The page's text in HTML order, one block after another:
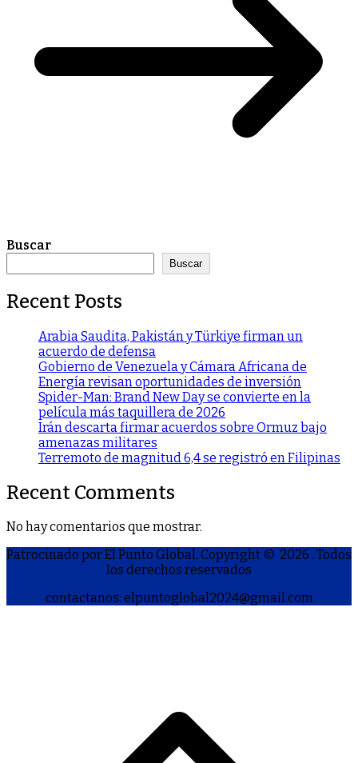
Buscar
Buscar
Recent Posts
Arabia Saudita, Pakistán y Türkiye firman un
acuerdo de defensa
Gobierno de Venezuela y Cámara Africana de
Energía revisan oportunidades de inversión
Spider-Man: Brand New Day se convierte en la
película más taquillera de 2026
Irán descarta firmar acuerdos sobre Ormuz bajo
amenazas militares
Terremoto de magnitud 6,4 se registró en Filipinas
Recent Comments
No hay comentarios que mostrar.
Patrocinado por El Punto Global. Copyright © 2026 . Todos
los derechos reservados
contactanos: elpuntoglobal2024@gmail.com